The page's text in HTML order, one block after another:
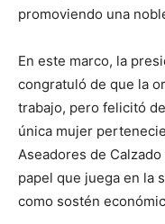
promoviendo una
En este marco, la
congratuló de que la
trabajo, pero felicitó
única mujer
Aseadores de
papel que juega en la
como sostén